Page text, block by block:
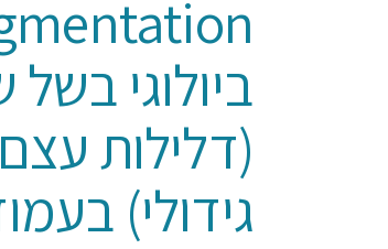
ביולוגי
(דלילות
גידולי)